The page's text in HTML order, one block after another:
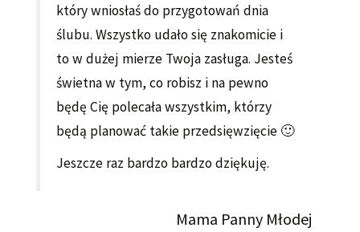
który wniosłaś do przygotowań dnia
ślubu. Wszystko udało się znakomicie i
to w dużej mierze Twoja zasługa. Jesteś
świetna w tym, co robisz i na pewno
będę Cię polecała wszystkim, którzy
będą planować takie przedsięwzięcie 🙂
Jeszcze raz bardzo bardzo dziękuję.
Mama Panny Młodej